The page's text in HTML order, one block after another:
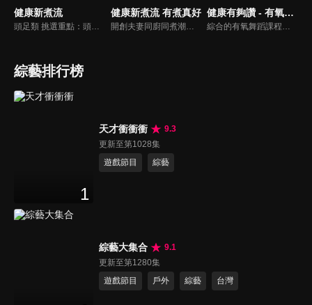
健康新煮流
頭足類 挑選重點：頭足類利用清洗時去除內臟可以降低膽固醇的攝取。挑選雙眼清澈明亮，眼球稍微凸出，肉質結實有彈性為佳。身體具透明感，觸腕或是吸盤一碰到活體就會吸附住便是新鮮的。
健康新煮流 有煮真好
開創夫妻同廚同煮潮流的KC夫婦，繼《健康醫食代》後，走出攝影棚，帶大家全台走透透，發掘上帝賞賜的美味食材，內容融合新加坡南洋風和客家純樸味，加上台灣獨特的閩南風情，互相激盪交織出的火花，打造出獨一無二的美食節目。
健康有夠讚 - 有氧好運動
綜合的有氧舞蹈課程，有著多元舞蹈搭配上輕快的音樂，踩踏著有氧的步伐，從頭到腳喚醒身體的肌肉，不只是雕塑美美的身材也能夠讓身心靈都暢快健康，跟上我們的腳步一起踏上有氧好運動，讓你更加活力滿滿，快樂享瘦！
綜藝排行榜
1
天才衝衝衝
9.3
更新至第1028集
遊戲節目
綜藝
綜藝大集合
9.1
更新至第1280集
遊戲節目
戶外 綜藝 台灣